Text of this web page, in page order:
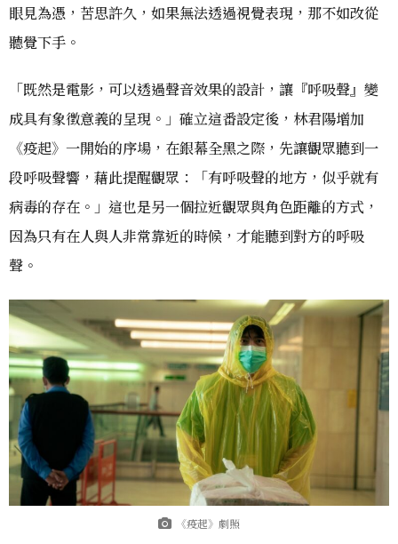
眼見為憑，苦思許久，如果無法透過視覺表現，那不如改從
聽覺下手。
「既然是電影，可以透過聲音效果的設計，讓『呼吸聲』變
成具有象徵意義的呈現。」確立這番設定後，林君陽增加
《疫起》一開始的序場，在銀幕全黑之際，先讓觀眾聽到一
段呼吸聲響，藉此提醒觀眾：「有呼吸聲的地方，似乎就有
病毒的存在。」這也是另一個拉近觀眾與角色距離的方式，
因為只有在人與人非常靠近的時候，才能聽到對方的呼吸
聲。
《疫起》劇照